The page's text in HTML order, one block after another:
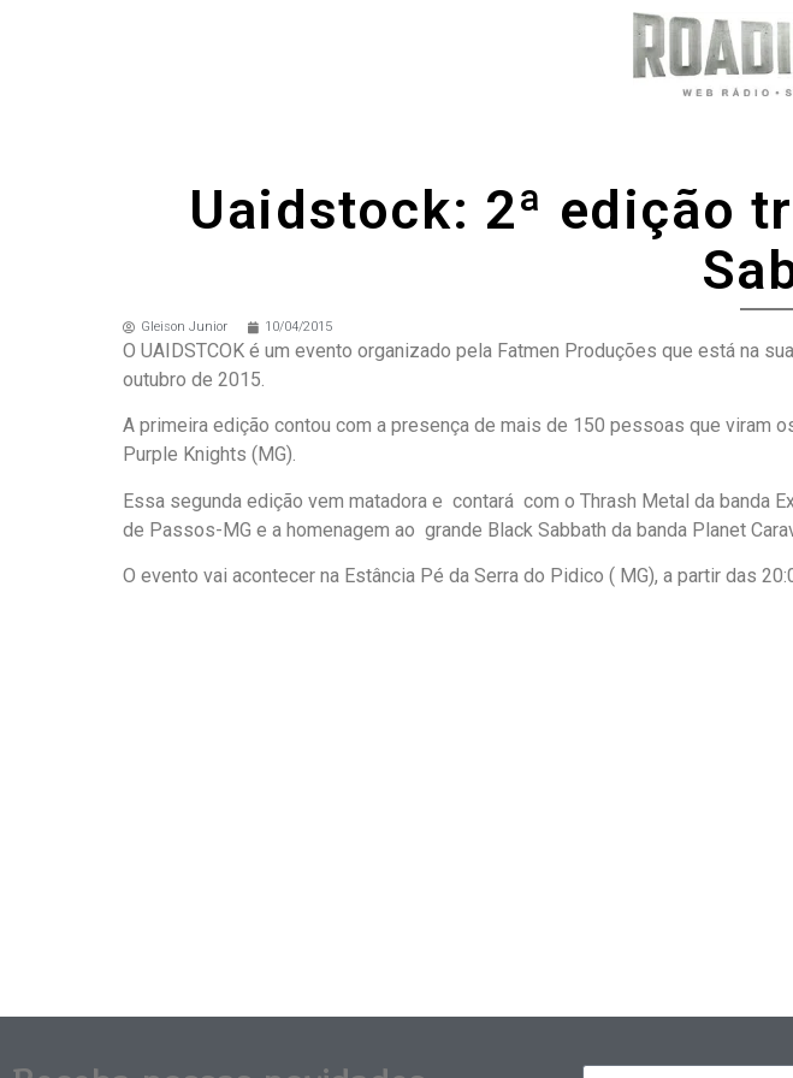
Uaidstock: 2ª edição
Gleison Junior 10/04/2015
O UAIDSTCOK é um evento organizado pela Fatmen Produções que está na
outubro de 2015.
A primeira edição contou com a presença de mais de 150 pessoas que viram
Purple Knights (MG).
Essa segunda edição vem matadora e contará com o Thrash Metal da banda
de Passos-MG e a homenagem ao grande Black Sabbath da banda Planet
O evento vai acontecer na Estância Pé da Serra do Pidico ( MG), a partir das